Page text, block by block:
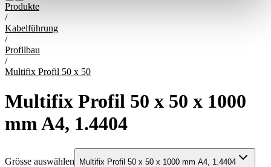
Produkte
/
Kabelführung
/
Profilbau
/
Multifix Profil 50 x 50
Multifix Profil 50 x 50 x 1000
mm A4, 1.4404
Grösse auswählen Multifix Profil 50 x 50 x 1000 mm A4, 1.4404